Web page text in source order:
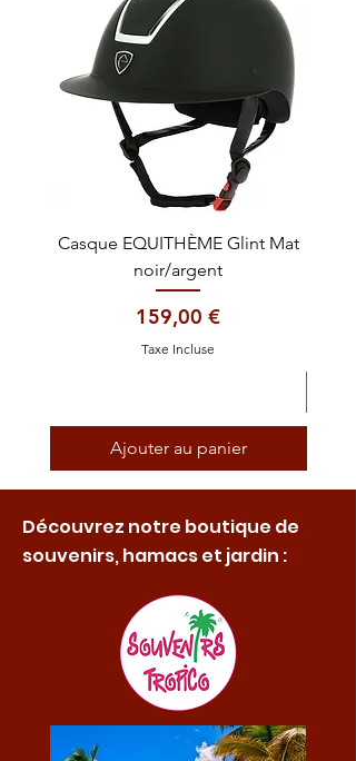
Casque EQUITHÈME Glint Mat
noir/argent
Prix
159,00 €
Taxe Incluse
Ajouter au panier
Découvrez notre boutique de
souvenirs, hamacs et jardin :